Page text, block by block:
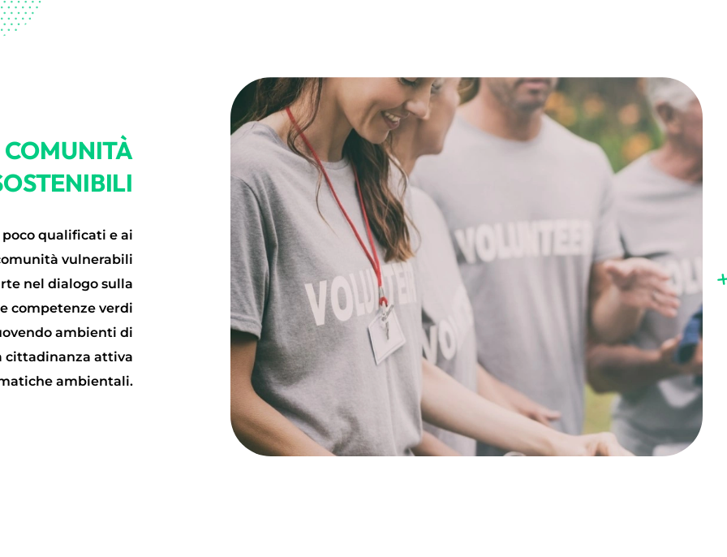
qualificati e ai
vulnerabili
nel dialogo sulla
competenze verdi
ambienti di
cittadinanza attiva
ambientali.